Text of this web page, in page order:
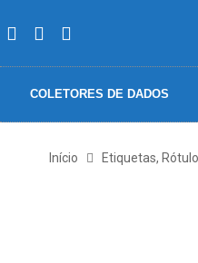
COLETORES DE DADOS
Início Etiquetas,